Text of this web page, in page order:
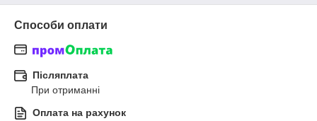
Способи оплати
Післяплата
При отриманні
Оплата на рахунок